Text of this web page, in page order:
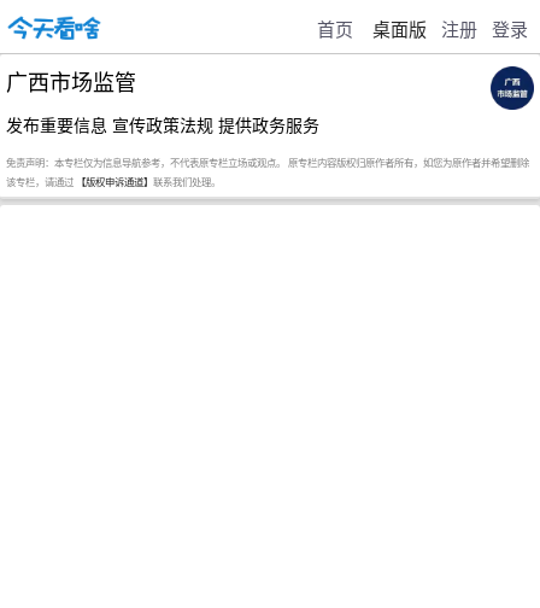
首页 桌面版 注册 登录
广西市场监管
发布重要信息 宣传政策法规 提供政务服务
免责声明：本专栏仅为信息导航参考，不代表原专栏立场或观点。 原专栏内容版权归原作者所有，如您为原作者并希望删除
该专栏，请通过 【版权申诉通道】 联系我们处理。